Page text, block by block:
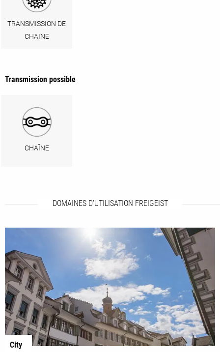
TRANSMISSION DE
CHAINE
Transmission possible
CHAÎNE
DOMAINES D'UTILISATION FREIGEIST
City